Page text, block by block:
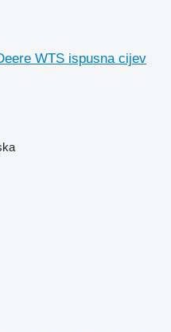
WTS ispusna cijev